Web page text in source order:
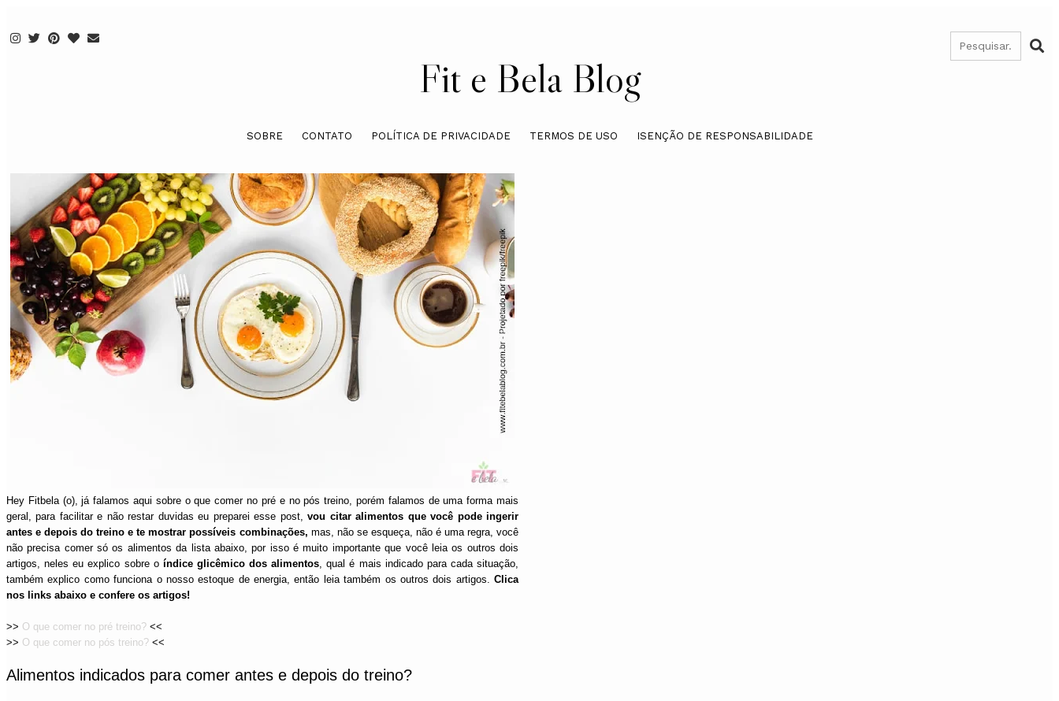
Fit e Bela Blog
SOBRE CONTATO POLÍTICA DE PRIVACIDADE TERMOS DE USO ISENÇÃO DE RESPONSABILIDADE
Hey Fitbela (o), já falamos aqui sobre o que comer no pré e no pós treino, porém falamos de uma forma mais
geral, para facilitar e não restar duvidas eu preparei esse post,vou citar alimentos que você pode ingerir
antes e depois do treino e te mostrar possíveis combinações, mas, não se esqueça, não é uma regra, você
não precisa comer só os alimentos da lista abaixo, por isso é muito importante que você leia os outros dois
artigos, neles eu explico sobre o índice glicêmico dos alimentos, qual é mais indicado para cada situação,
também explico como funciona o nosso estoque de energia, então leia também os outros dois artigos. Clica
nos links abaixo e confere os artigos!
>> O que comer no pré treino? <<
>> O que comer no pós treino? <<
A limentos indicados para comer antes e depois do treino?